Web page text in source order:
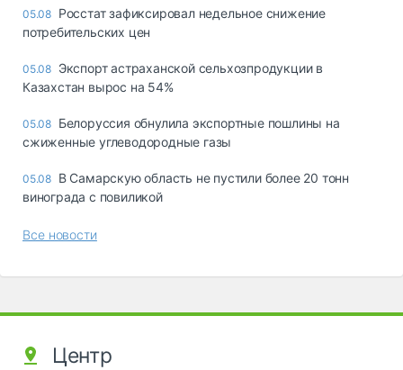
05.08 Росстат зафиксировал недельное снижение
потребительских цен
05.08 Экспорт астраханской сельхозпродукции в
Казахстан вырос на 54%
05.08 Белоруссия обнулила экспортные пошлины на
сжиженные углеводородные газы
05.08 В Самарскую область не пустили более 20 тонн
винограда с повиликой
Все новости
Центр